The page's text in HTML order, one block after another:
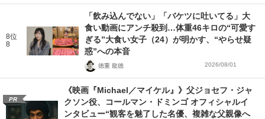
8位
8
「飲み込んでない」「バケツに吐いてる」大
食い動画にアンチ殺到…体重46キロの“可愛す
ぎる”大食い女子（24）が明かす、“やらせ疑
惑”への本音
徳重 龍徳 2026/08/01
PR
《映画『Michael／マイケル』》父ジョセフ・ジャ
クソン役、コールマン・ドミンゴ オフィシャルイ
ンタビュー“観客を魅了した名優、複雑な父親像へ